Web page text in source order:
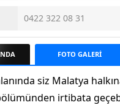
0422 322 08 31
FOTO GALERİ
siz Malatya
irtibata